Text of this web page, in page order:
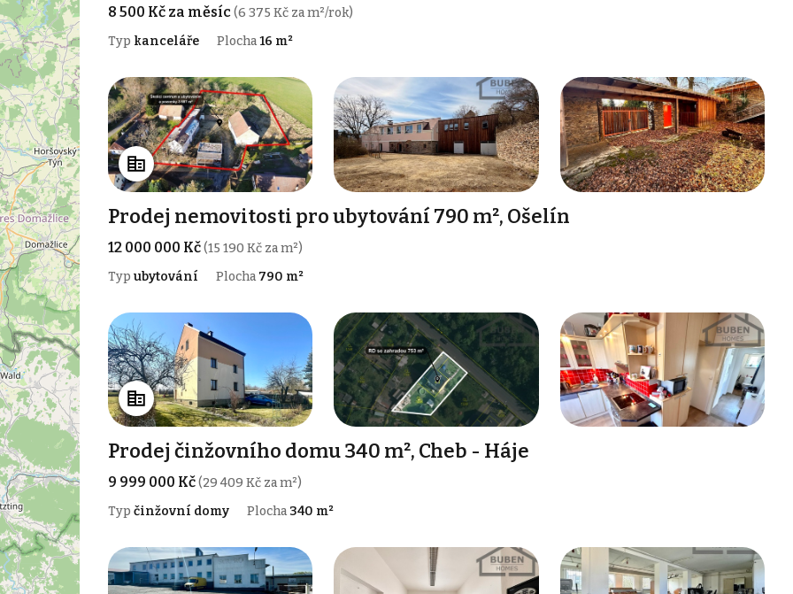
8 500 Kč za měsíc(6 375 Kč za m²/rok)
Typ kanceláře Plocha16 m²
Prodej nemovitosti pro ubytování 790 m², Ošelín
12 000 000 Kč(15 190 Kč za m²)
Typ ubytování Plocha 790 m²
Prodej činžovního domu 340 m², Cheb - Háje
9 999 000 Kč(29 409 Kč za m²)
Typ činžovní domy Plocha 340 m²